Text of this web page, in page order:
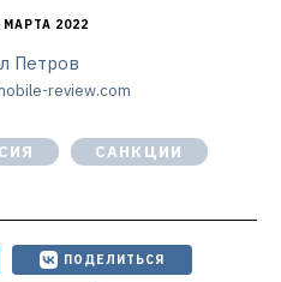
МАРТА 2022
Петров
review.com
САНКЦИИ
ПОДЕЛИТЬСЯ